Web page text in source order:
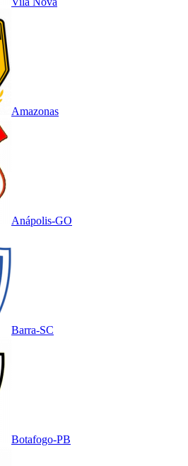
Amazonas
Anápolis-GO
Barra-SC
Botafogo-PB